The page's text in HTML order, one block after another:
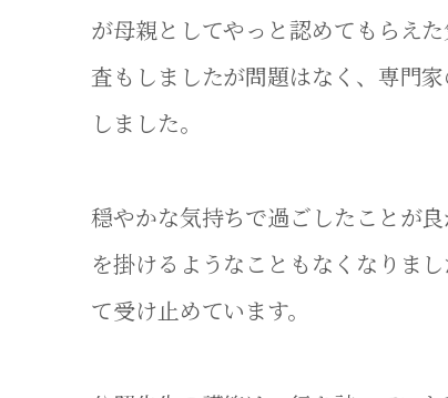
が母親としてやっと認めてもらえ
査もしましたが問題はなく、専門
しました。
穏やかな気持ちで過ごしたことが
を掛けるようなこともなくなりま
て受け止めています。